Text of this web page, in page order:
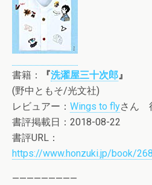
書籍： 『洗濯屋三十次郎』
(野中ともそ/光文社)
レビュアー： Wings to flyさん
書評掲載日：2018-08-22
書評URL：
https://www.honzuki.jp/book/
—————————